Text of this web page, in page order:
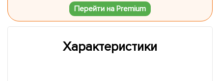
Перейти на Premium
Характеристики